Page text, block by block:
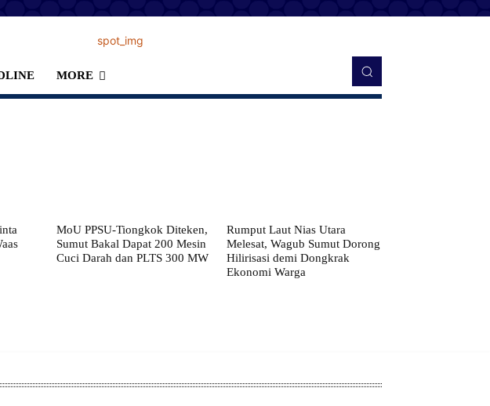
MORE
MoU PPSU-Tiongkok Diteken,
Sumut Bakal Dapat 200 Mesin
Cuci Darah dan PLTS 300 MW
Rumput Laut Nias Utara
Melesat, Wagub Sumut Dorong
Hilirisasi demi Dongkrak
Ekonomi Warga